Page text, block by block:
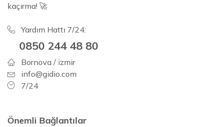
kaçırma! 🚀
Yardım Hattı 7/24:
0850 244 48 80
Bornova / izmir
info@gidio.com
7/24
Önemli Bağlantılar